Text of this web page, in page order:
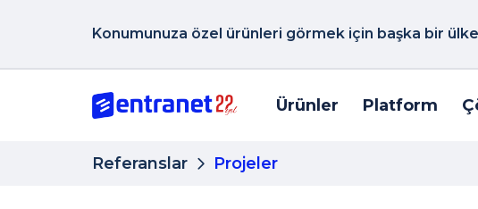
Konumunuza özel ürünleri görmek için başka bir
Ürünler Platform
Referanslar Projeler